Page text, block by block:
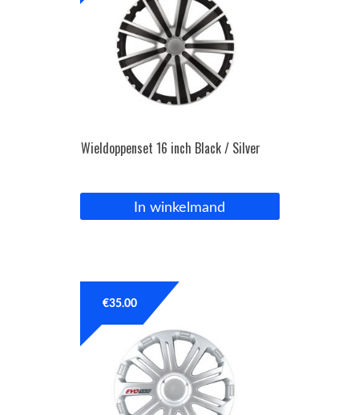
Wieldoppenset 16 inch Black / Silver
In winkelmand
€35.00